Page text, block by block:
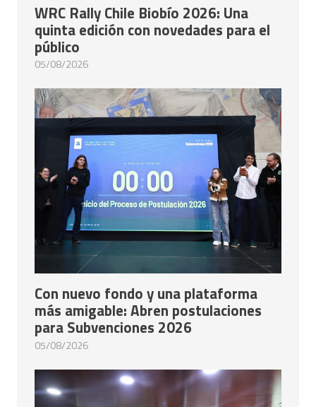
WRC Rally Chile Biobío 2026: Una
quinta edición con novedades para el
público
05/08/2026
Con nuevo fondo y una plataforma
más amigable: Abren postulaciones
para Subvenciones 2026
05/08/2026